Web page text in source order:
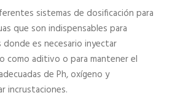
sistemas de dosificación para
que son indispensables para
es necesario inyectar
como aditivo o para mantener el
de Ph, oxígeno y
incrustaciones.